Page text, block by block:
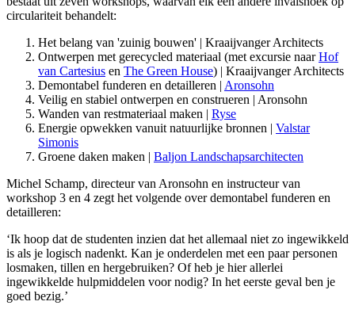
circulariteit behandelt:
Het belang van 'zuinig bouwen' | Kraaijvanger Architects
Ontwerpen met gerecycled materiaal (met excursie naarHof
van Cartesius en The Green House) | Kraaijvanger Architects
Demontabel funderen en detailleren | Aronsohn
Veilig en stabiel ontwerpen en construeren | Aronsohn
Wanden van restmateriaal maken | Ryse
Energie opwekken vanuit natuurlijke bronnen | Valstar
Simonis
Groene daken maken | Baljon Landschapsarchitecten
Michel Schamp, directeur van Aronsohn en instructeur van
workshop 3 en 4 zegt het volgende over demontabel funderen en
detailleren:
‘Ik hoop dat de studenten inzien dat het allemaal niet zo ingewikkeld
is als je logisch nadenkt. Kan je onderdelen met een paar personen
losmaken, tillen en hergebruiken? Of heb je hier allerlei
ingewikkelde hulpmiddelen voor nodig? In het eerste geval ben je
goed bezig.’